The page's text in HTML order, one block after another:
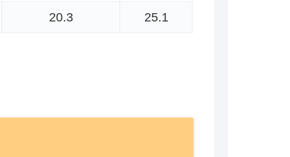
20.3 25.1